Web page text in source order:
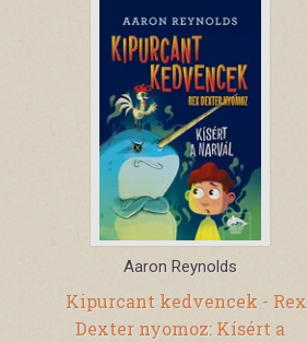
Aaron Reynolds
Kipurcant kedvencek - Rex
Dexter nyomoz: Kísért a